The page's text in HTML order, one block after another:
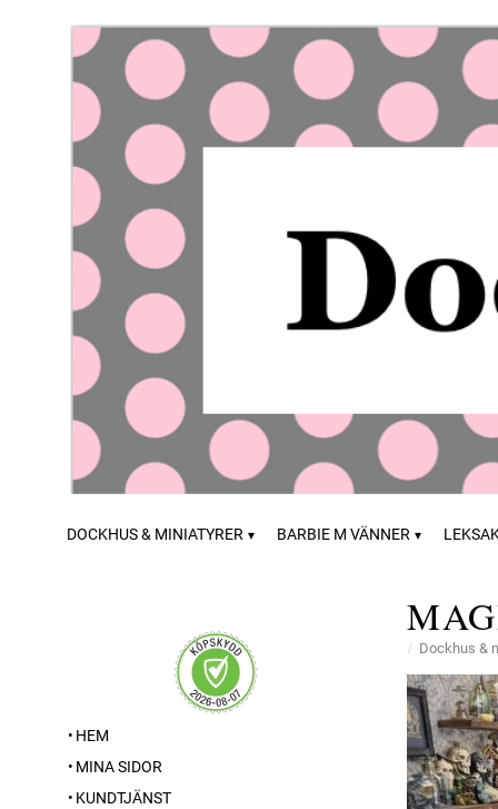
DOCKHUS & MINIATYRER BARBIE M VÄNNER
Dockhus &
HEM
MINA SIDOR
KUNDTJÄNST